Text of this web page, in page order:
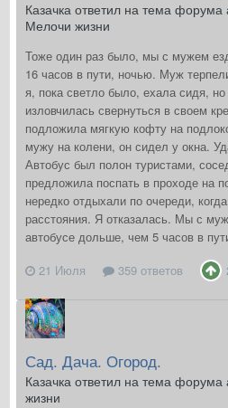
Казачка ответил на тема
Мелочи жизни
Тоже один раз было, мы с мужем
16 часов в пути, ночью. Муж
я, пока светло было, ехала сидя,
изловчилась свернуться в своем
подложила мягкую кофту на
мужу на колени, он сидел у окна.
Автобус был полон туристами,
предложила поспать в проходе на
нередко отдыхали по очереди,
расстояния. Я отказалась. Мы с
автобусе дольше, чем 5 часов в
21 Июля
359 ответов
Сад. Дача. Огород.
Казачка ответил на тема форума
жизни